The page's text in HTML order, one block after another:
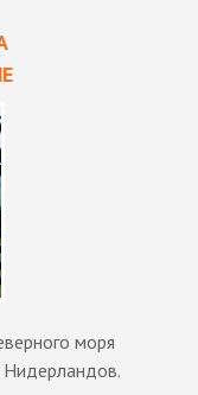
моря
Нидерландов.